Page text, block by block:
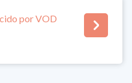
por VOD